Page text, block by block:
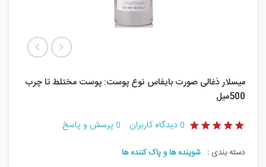
میسلار ذغالی صورت بایفاس نوع پوست: پوست مختلط تا چرب
500میل
0 دیدگاه کاربران 0 پرسش و پاسخ
دسته بندی : شوینده ها و پاک کننده ها